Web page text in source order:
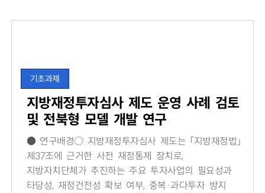
기초과제
지방재정투자심사 제도 운영 사례 검토
및 전북형 모델 개발 연구
● 연구배경○ 지방재정투자심사 제도는 「지방재정법」
제37조에 근거한 사전 재정통제 장치로,
지방자치단체가 추진하는 주요 투자사업의 필요성과
타당성, 재정건전성 확보 여부, 중복·과다투자 방지